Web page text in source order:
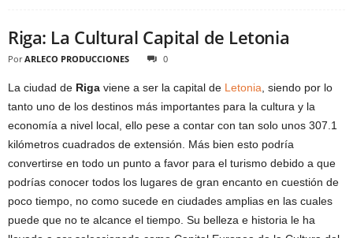
Riga: La Cultural Capital de Letonia
Por ARLECO PRODUCCIONES 0
La ciudad de Riga viene a ser la capital de Letonia , siendo por lo
tanto uno de los destinos más importantes para la cultura y la
economía a nivel local, ello pese a contar con tan solo unos 307.1
kilómetros cuadrados de extensión. Más bien esto podría
convertirse en todo un punto a favor para el turismo debido a que
podrías conocer todos los lugares de gran encanto en cuestión de
poco tiempo, no como sucede en ciudades amplias en las cuales
puede que no te alcance el tiempo. Su belleza e historia le ha